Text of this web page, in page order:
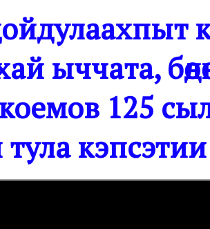
ыччата,
125